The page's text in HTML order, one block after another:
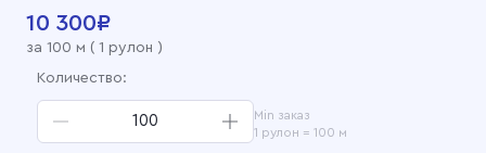
Бязь гладкокрашеная 150 см, 0830 Фисташка
Бязь гладкокрашеная 150 см, 032 Красный
10 300₽
за 100 м ( 1 рулон )
Количество:
Min заказ
1 рулон = 100 м